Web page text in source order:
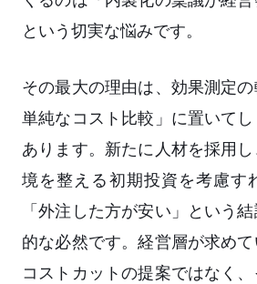
という切実な悩みです。
その最大の理由は、効果測定
単純なコスト比較」に置いて
あります。新たに人材を採用
境を整える初期投資を考慮す
「外注した方が安い」という
的な必然です。経営層が求め
コストカットの提案ではなく